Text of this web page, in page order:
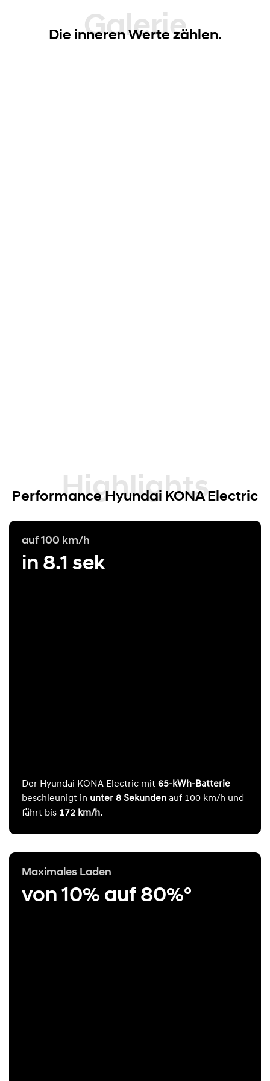
Galerie
Die inneren Werte zählen.
Highlights
Performance Hyundai KONA Electric
auf 100 km/h
in 8.1 sek
Der Hyundai KONA Electric mit 65-kWh-Batterie
beschleunigt in unter 8 Sekunden auf 100 km/h und
fährt bis 172 km/h.
Maximales Laden
von 10% auf 80%°